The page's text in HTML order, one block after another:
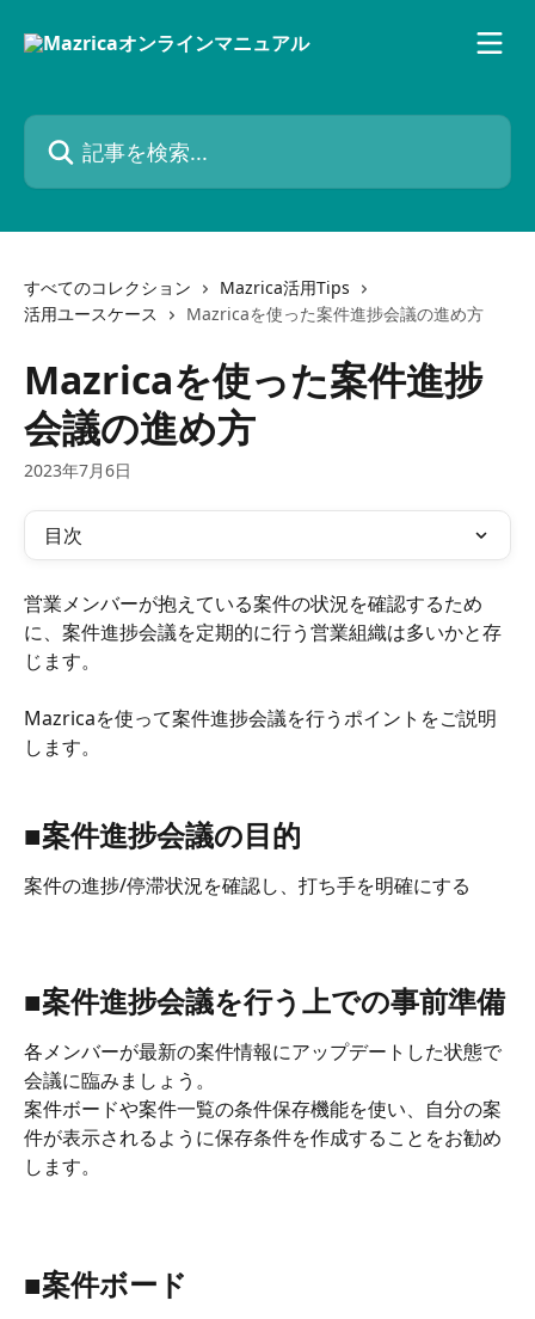
記事を検索...
すべてのコレクション
Mazrica活用Tips
活用ユースケース
Mazricaを使った案件進捗会議の進め方
Mazricaを使った案件進捗
会議の進め方
2023年7月6日
目次
営業メンバーが抱えている案件の状況を確認するため
に、案件進捗会議を定期的に行う営業組織は多いかと存
じます。
Mazricaを使って案件進捗会議を行うポイントをご説明
します。
■案件進捗会議の目的
案件の進捗/停滞状況を確認し、打ち手を明確にする
■案件進捗会議を行う上での事前準備
各メンバーが最新の案件情報にアップデートした状態で
会議に臨みましょう。
案件ボードや案件一覧の条件保存機能を使い、自分の案
件が表示されるように保存条件を作成することをお勧め
します。
■案件ボード